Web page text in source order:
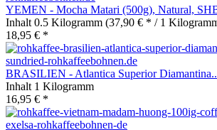
YEMEN - Mocha Matari (500g), Natural,
Inhalt 0.5 Kilogramm (37,90 € * / 1
18,95 € *
BRASILIEN - Atlantica Superior
Inhalt 1 Kilogramm
16,95 € *